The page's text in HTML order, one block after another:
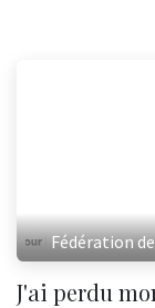
Fédération
J'ai perdu